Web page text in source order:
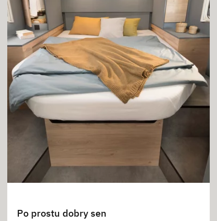
Po prostu dobry sen